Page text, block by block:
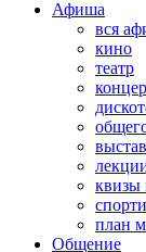
Афиша
вся
кино
театр
квизы
план
Общение